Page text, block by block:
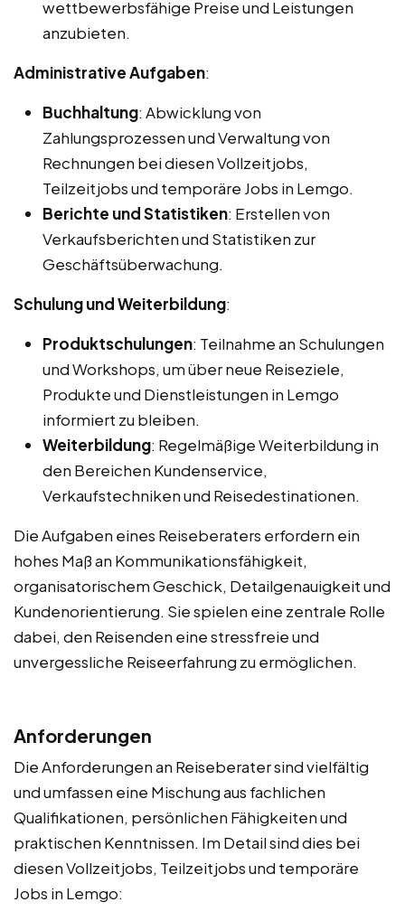
wettbewerbsfähige Preise und Leistungen
anzubieten.
Administrative Aufgaben:
Buchhaltung: Abwicklung von
Zahlungsprozessen und Verwaltung von
Rechnungen bei diesen Vollzeitjobs,
Teilzeitjobs und temporäre Jobs in Lemgo.
Berichte und Statistiken: Erstellen von
Verkaufsberichten und Statistiken zur
Geschäftsüberwachung.
Schulung und Weiterbildung:
Produktschulungen: Teilnahme an Schulungen
und Workshops, um über neue Reiseziele,
Produkte und Dienstleistungen in Lemgo
informiert zu bleiben.
Weiterbildung: Regelmäßige Weiterbildung in
den Bereichen Kundenservice,
Verkaufstechniken und Reisedestinationen.
Die Aufgaben eines Reiseberaters erfordern ein
hohes Maß an Kommunikationsfähigkeit,
organisatorischem Geschick, Detailgenauigkeit und
Kundenorientierung. Sie spielen eine zentrale Rolle
dabei, den Reisenden eine stressfreie und
unvergessliche Reiseerfahrung zu ermöglichen.
Anforderungen
Die Anforderungen an Reiseberater sind vielfältig
und umfassen eine Mischung aus fachlichen
Qualifikationen, persönlichen Fähigkeiten und
praktischen Kenntnissen. Im Detail sind dies bei
diesen Vollzeitjobs, Teilzeitjobs und temporäre
Jobs in Lemgo: